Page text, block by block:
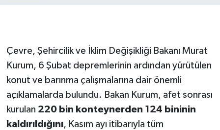
Çevre, Şehircilik ve İklim Değişikliği Bakanı Murat
Kurum, 6 Şubat depremlerinin ardından yürütülen
konut ve barınma çalışmalarına dair önemli
açıklamalarda bulundu. Bakan Kurum, afet sonrası
kurulan 220 bin konteynerden 124 bininin
kaldırıldığını, Kasım ayı itibarıyla tüm
KADIN-AİLE
YEREL YÖNETİM
MEDYA
SEÇİM 2011